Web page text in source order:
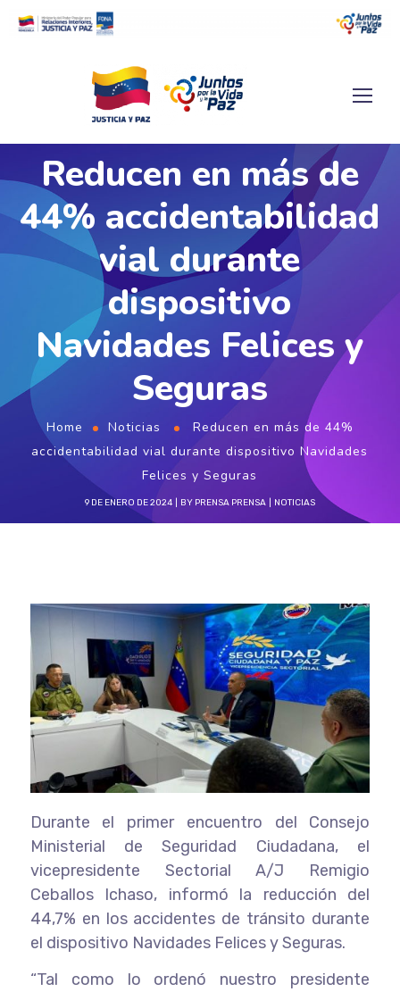
Reducen en más de
44% accidentabilidad
vial durante
dispositivo
Navidades Felices y
Seguras
Home Noticias
Reducen en más de 44%
accidentabilidad vial durante dispositivo Navidades
Felices y Seguras
9 DE ENERO DE 2024 BY PRENSA PRENSA NOTICIAS
Durante el primer encuentro del Consejo
Ministerial de Seguridad Ciudadana, el
vicepresidente Sectorial A/J Remigio
Ceballos Ichaso, informó la reducción del
44,7% en los accidentes de tránsito durante
el dispositivo Navidades Felices y Seguras.
“Tal como lo ordenó nuestro presidente